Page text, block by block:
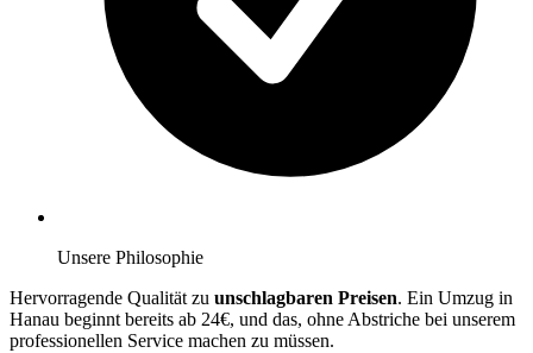
Unsere Philosophie
Hervorragende Qualität zu unschlagbaren Preisen. Ein Umzug in
Hanau beginnt bereits ab 24€, und das, ohne Abstriche bei unserem
professionellen Service machen zu müssen.